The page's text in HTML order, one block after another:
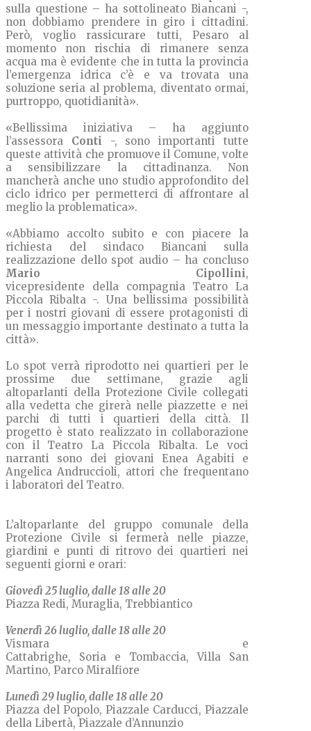
sulla questione – ha sottolineato Biancani -,
non dobbiamo prendere in giro i cittadini.
Però, voglio rassicurare tutti, Pesaro al
momento non rischia di rimanere senza
acqua ma è evidente che in tutta la provincia
l’emergenza idrica c’è e va trovata una
soluzione seria al problema, diventato ormai,
purtroppo, quotidianità».
«Bellissima iniziativa – ha aggiunto
l’assessora Conti -, sono importanti tutte
queste attività che promuove il Comune, volte
a sensibilizzare la cittadinanza. Non
mancherà anche uno studio approfondito del
ciclo idrico per permetterci di affrontare al
meglio la problematica».
«Abbiamo accolto subito e con piacere la
richiesta del sindaco Biancani sulla
realizzazione dello spot audio – ha concluso
Mario Cipollini,
vicepresidente della compagnia Teatro La
Piccola Ribalta -. Una bellissima possibilità
per i nostri giovani di essere protagonisti di
un messaggio importante destinato a tutta la
città».
Lo spot verrà riprodotto nei quartieri per le
prossime due settimane, grazie agli
altoparlanti della Protezione Civile collegati
alla vedetta che girerà nelle piazzette e nei
parchi di tutti i quartieri della città. Il
progetto è stato realizzato in collaborazione
con il Teatro La Piccola Ribalta. Le voci
narranti sono dei giovani Enea Agabiti e
Angelica Andruccioli, attori che frequentano
i laboratori del Teatro.
L’altoparlante del gruppo comunale della
Protezione Civile si fermerà nelle piazze,
giardini e punti di ritrovo dei quartieri nei
seguenti giorni e orari:
Giovedì 25 luglio, dalle 18 alle 20
Piazza Redi, Muraglia, Trebbiantico
Venerdì 26 luglio, dalle 18 alle 20
Vismara e
Cattabrighe, Soria e Tombaccia, Villa San
Martino, Parco Miralfiore
Lunedì 29 luglio, dalle 18 alle 20
Piazza del Popolo, Piazzale Carducci, Piazzale
della Libertà, Piazzale d’Annunzio